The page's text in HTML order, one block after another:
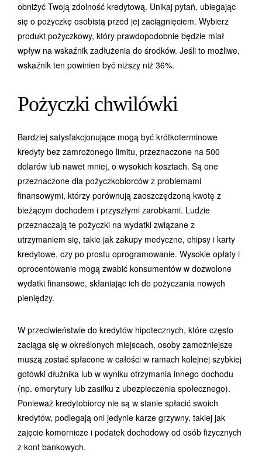
obniżyć Twoją zdolność kredytową. Unikaj pytań, ubiegając
się o pożyczkę osobistą przed jej zaciągnięciem. Wybierz
produkt pożyczkowy, który prawdopodobnie będzie miał
wpływ na wskaźnik zadłużenia do środków. Jeśli to możliwe,
wskaźnik ten powinien być niższy niż 36%.
Pożyczki chwilówki
Bardziej satysfakcjonujące mogą być krótkoterminowe
kredyty bez zamrożonego limitu, przeznaczone na 500
dolarów lub nawet mniej, o wysokich kosztach. Są one
przeznaczone dla pożyczkobiorców z problemami
finansowymi, którzy porównują zaoszczędzoną kwotę z
bieżącym dochodem i przyszłymi zarobkami. Ludzie
przeznaczają te pożyczki na wydatki związane z
utrzymaniem się, takie jak zakupy medyczne, chipsy i karty
kredytowe, czy po prostu oprogramowanie. Wysokie opłaty i
oprocentowanie mogą zwabić konsumentów w dozwolone
wydatki finansowe, skłaniając ich do pożyczania nowych
pieniędzy.
W przeciwieństwie do kredytów hipotecznych, które często
zaciąga się w określonych miejscach, osoby zamożniejsze
muszą zostać spłacone w całości w ramach kolejnej szybkiej
gotówki dłużnika lub w wyniku otrzymania innego dochodu
(np. emerytury lub zasiłku z ubezpieczenia społecznego).
Ponieważ kredytobiorcy nie są w stanie spłacić swoich
kredytów, podlegają oni jedynie karze grzywny, takiej jak
zajęcie komornicze i podatek dochodowy od osób fizycznych
z kont bankowych.